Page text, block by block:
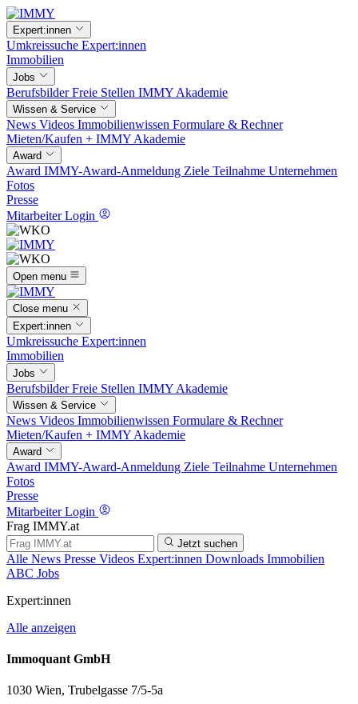
Expert:innen
Umkreissuche Expert:innen
Immobilien
Jobs
BerufsbilderFreie Stellen IMMY Akademie
Wissen & Service
News Videos Immobilienwissen Formulare & Rechner
Mieten/Kaufen + IMMY Akademie
Award
Award IMMY-Award-Anmeldung Ziele Teilnahme Unternehmen
Fotos
Presse
Mitarbeiter Login
Open menu
Close menu
Expert:innen
Umkreissuche Expert:innen
Immobilien
Jobs
BerufsbilderFreie Stellen IMMY Akademie
Wissen & Service
News Videos Immobilienwissen Formulare & Rechner
Mieten/Kaufen + IMMY Akademie
Award
Award IMMY-Award-Anmeldung Ziele Teilnahme Unternehmen
Fotos
Presse
Mitarbeiter Login
Frag IMMY.at
Jetzt suchen
Alle News Presse Videos Expert:innen Downloads Immobilien
ABC Jobs
Expert:innen
Alle anzeigen
Immoquant GmbH
1030 Wien, Trubelgasse 7/5-5a